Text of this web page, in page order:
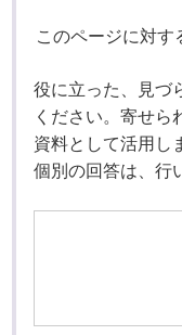
このページに対す
役に立った、見づ
ください。寄せら
資料として活用し
個別の回答は、行